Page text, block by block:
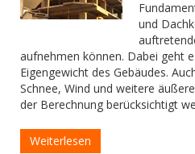
und
aufnehmen können. Dabei geht
Eigengewicht des Gebäudes.
Schnee, Wind und weitere
der Berechnung berücksichtigt
Weiterlesen